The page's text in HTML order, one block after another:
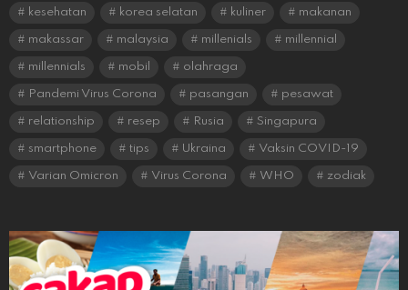
kesehatan korea selatan kuliner makanan
makassar malaysia millenials millennial
millennials mobil olahraga
Pandemi Virus Corona pasangan pesawat
relationship resep Rusia Singapura
smartphone tips Ukraina Vaksin COVID-19
Varian Omicron Virus Corona WHO zodiak